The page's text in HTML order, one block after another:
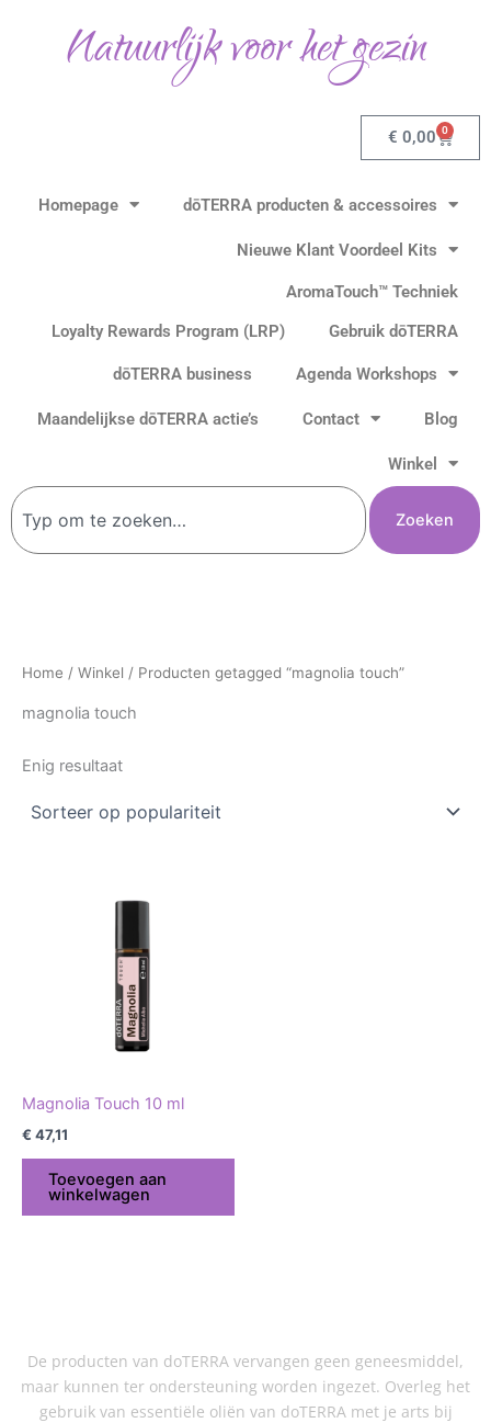
Natuurlijk voor het gezin
€ 0,00 0
Homepage dōTERRA producten & accessoires
Nieuwe Klant Voordeel Kits
AromaTouch™ Techniek
Loyalty Rewards Program (LRP)
Gebruik dōTERRA
dōTERRA business Agenda Workshops
Maandelijkse dōTERRA actie’s Contact Blog
Winkel
Zoeken
Zoeken
Home / Winkel / Producten getagged “magnolia touch”
magnolia touch
Enig resultaat
Magnolia Touch 10 ml
€ 47,11
Toevoegen aan
winkelwagen
De producten van doTERRA vervangen geen geneesmiddel,
maar kunnen ter ondersteuning worden ingezet. Overleg het
gebruik van essentiële oliën van doTERRA met je arts bij